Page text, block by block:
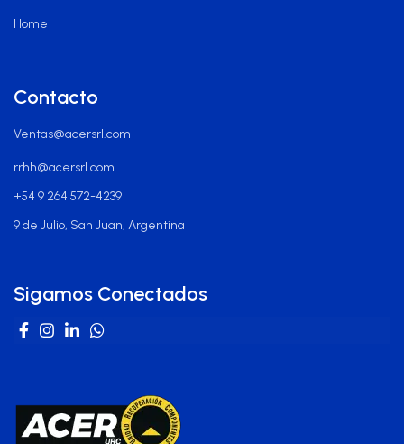
Home
Contacto
Ventas@acersrl.com
rrhh@acersrl.com
+54 9 264 572-4239
9 de Julio, San Juan, Argentina
Sigamos Conectados